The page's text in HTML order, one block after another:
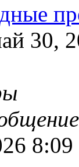
30,
8:09